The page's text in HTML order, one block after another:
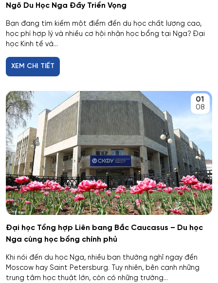
Voronezh
Tambov
Krasnodar
Belgorod
Yaroslavl
Ivanovo
Ulyanovsk
Irkutsk
Nizhny Novgorod
Tyumen
Bản đồ và Địa tin học
Bảo mật công nghệ thông tin trong thực thi pháp luật
Bảo mật máy tính
Bảo mật thông tin của hệ thống tự động
Bảo mật thông tin của hệ thống viễn thông
Bảo trì kỹ thuật và khai thác thiết bị vô tuyến điện tử
Bảo tồn và gìn giữ di sản văn hóa và thiên nhiên
Chuẩn hóa và đo lường
Chính sách công và khoa học xã hội
Chỉ huy dàn nhạc
Các quy trình tiết kiệm năng lượng và tài nguyên
Ngõ Du Học Nga Đầy Triển Vọng
Bạn đang tìm kiếm một điểm đến du học chất lượng cao,
học phí hợp lý và nhiều cơ hội nhận học bổng tại Nga? Đại
học Kinh tế và...
XEM CHI TIẾT
01
08
Đại học Tổng hợp Liên bang Bắc Caucasus – Du học
Nga cùng học bổng chính phủ
Khi nói đến du học Nga, nhiều bạn thường nghĩ ngay đến
Moscow hay Saint Petersburg. Tuy nhiên, bên cạnh những
trung tâm học thuật lớn, còn có những trường...